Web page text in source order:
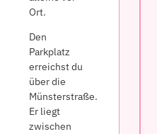
Ort.
Den
Parkplatz
erreichst du
über die
Münsterstraße.
Er liegt
zwischen